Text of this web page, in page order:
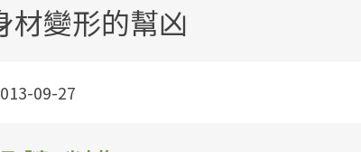
材變形的幫凶
09-27